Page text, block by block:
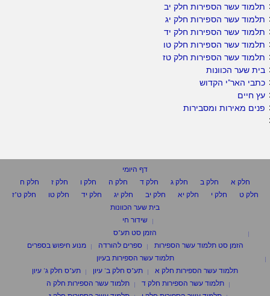
תלמוד עשר הספירות חלק יב
תלמוד עשר הספירות חלק יג
תלמוד עשר הספירות חלק יד
תלמוד עשר הספירות חלק טו
תלמוד עשר הספירות חלק טז
בית שער הכוונות
כתבי האר"י הקדוש
עץ חיים
פנים מאירות ומסבירות
דף היומי
חלק א
חלק ב חלק ג חלק ד חלק ה חלק ו חלק ז
חלק ח
חלק ט
חלק י חלק יא חלק יב חלק יג חלק יד חלק טו
חלק ט"ז
בית שער הכוונות
שידור חי
הזמן סט תע"ס
הזמן סט תלמוד עשר הספירות
ספרים להורדה
מנוע חיפוש בספרים
תלמוד עשר הספירות בעיון
תלמוד עשר הספירות חלק א
תע"ס חלק ב' עיון
תע"ס חלק ג' עיון
תלמוד עשר הספירות חלק ד
תלמוד עשר הספירות חלק ה